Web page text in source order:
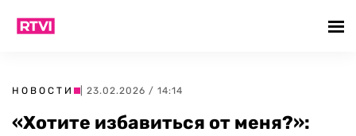
НОВОСТИ | 23.02.2026 / 14:14
«Хотите избавиться от меня?»: